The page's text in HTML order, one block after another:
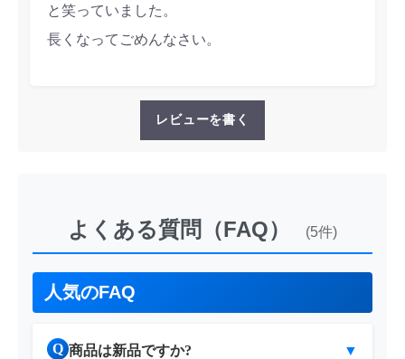
と笑っていました。
長くなってごめんなさい。
レビューを書く
よくある質問（FAQ） (5件)
人気のFAQ
Q 商品は新品ですか? ▼